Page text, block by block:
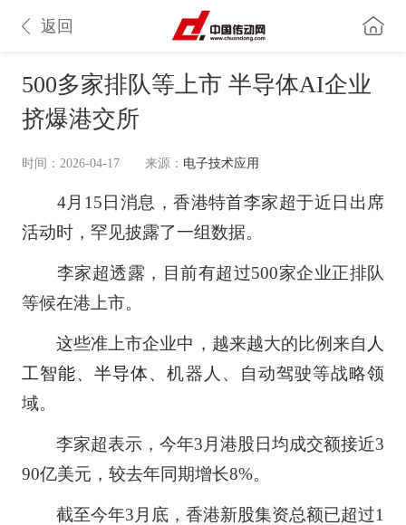
返回
500多家排队等上市 半导体AI企业
挤爆港交所
时间：2026-04-17 来源： 电子技术应用
4月15日消息，香港特首李家超于近日出席
活动时，罕见披露了一组数据。
李家超透露，目前有超过500家企业正排队
等候在港上市。
这些准上市企业中，越来越大的比例来自 人
工智能、半导体、机器人、自动驾驶等战略领
域。
李家超表示，今年3月港股日均成交额接近3
90亿美元，较去年同期增长8%。
截至今年3月底，香港新股集资总额已超过1